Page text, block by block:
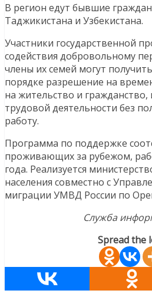
В регион едут бывшие
Таджикистана и Узбекистана.
Участники государственной
содействия добровольному
члены их семей могут
порядке разрешение на
на жительство и
трудовой деятельности без
работу.
Программа по поддержке
проживающих за рубежом,
года. Реализуется
населения совместно с
миграции УМВД России по
Служба
Spread the